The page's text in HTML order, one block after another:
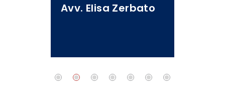
Avv. Elisa Zerbato